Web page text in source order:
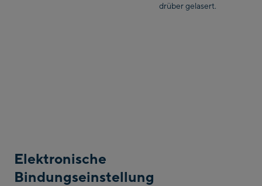
drüber gelasert.
Elektronische
Bindungseinstellung